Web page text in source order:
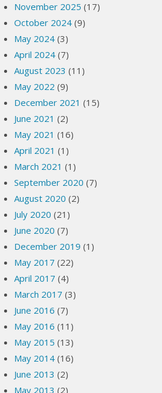
November 2025 (17)
October 2024 (9)
May 2024 (3)
April 2024 (7)
August 2023 (11)
May 2022 (9)
December 2021 (15)
June 2021 (2)
May 2021 (16)
April 2021 (1)
March 2021 (1)
September 2020 (7)
August 2020 (2)
July 2020 (21)
June 2020 (7)
December 2019 (1)
May 2017 (22)
April 2017 (4)
March 2017 (3)
June 2016 (7)
May 2016 (11)
May 2015 (13)
May 2014 (16)
June 2013 (2)
May 2013 (2)